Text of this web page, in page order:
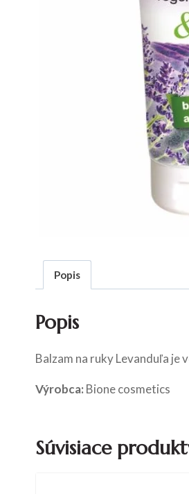
Popis
Popis
Balzam na ruky Levanduľa je
Výrobca: Bione cosmetics
Súvisiace